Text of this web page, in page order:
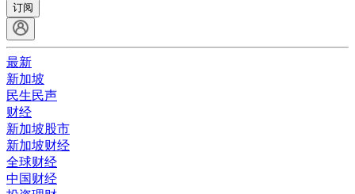
订阅
最新
新加坡
民生民声
财经
新加坡股市
新加坡财经
全球财经
中国财经